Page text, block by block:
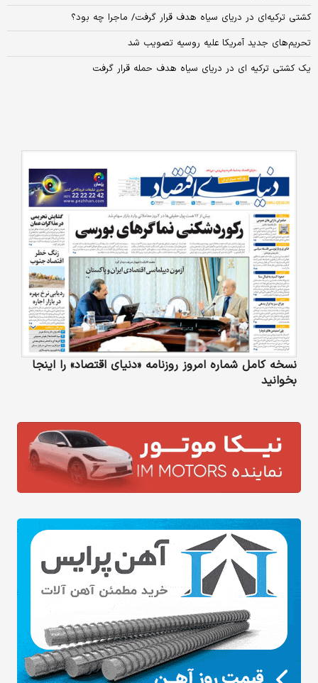
کشتی ترکیه‌ای در دریای سیاه هدف قرار گرفت/ ماجرا چه بود؟
تحریم‌های جدید آمریکا علیه روسیه تصویب شد
یک کشتی ترکیه ای در دریای سیاه هدف حمله قرار گرفت
نسخه کامل شماره امروز روزنامه «دنیای‌ اقتصاد» را اینجا
بخوانید